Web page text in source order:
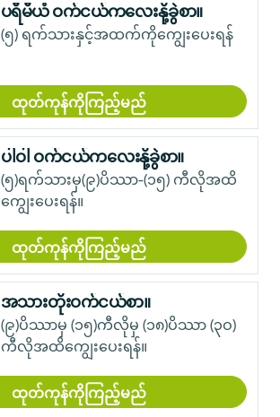
ပရီမီယံ ဝက်ငယ်ကလေးနို့ခွဲစာ။
(၅) ရက်သားနှင့်အထက်ကိုကျွေးပေးရန်
ထုတ်ကုန်ကိုကြည့်မည်
ပါဝါ ဝက်ငယ်ကလေးနို့ခွဲစာ။
(၅)ရက်သားမှ(၉)ပိဿာ-(၁၅) ကီလိုအထိ
ကျွေးပေးရန်။
ထုတ်ကုန်ကိုကြည့်မည်
အသားတိုးဝက်ငယ်စာ။
(၉)ပိဿာမှ (၁၅)ကီလိုမှ (၁၈)ပိဿာ (၃ဝ)
ကီလိုအထိကျွေးပေးရန်။
ထုတ်ကုန်ကိုကြည့်မည်